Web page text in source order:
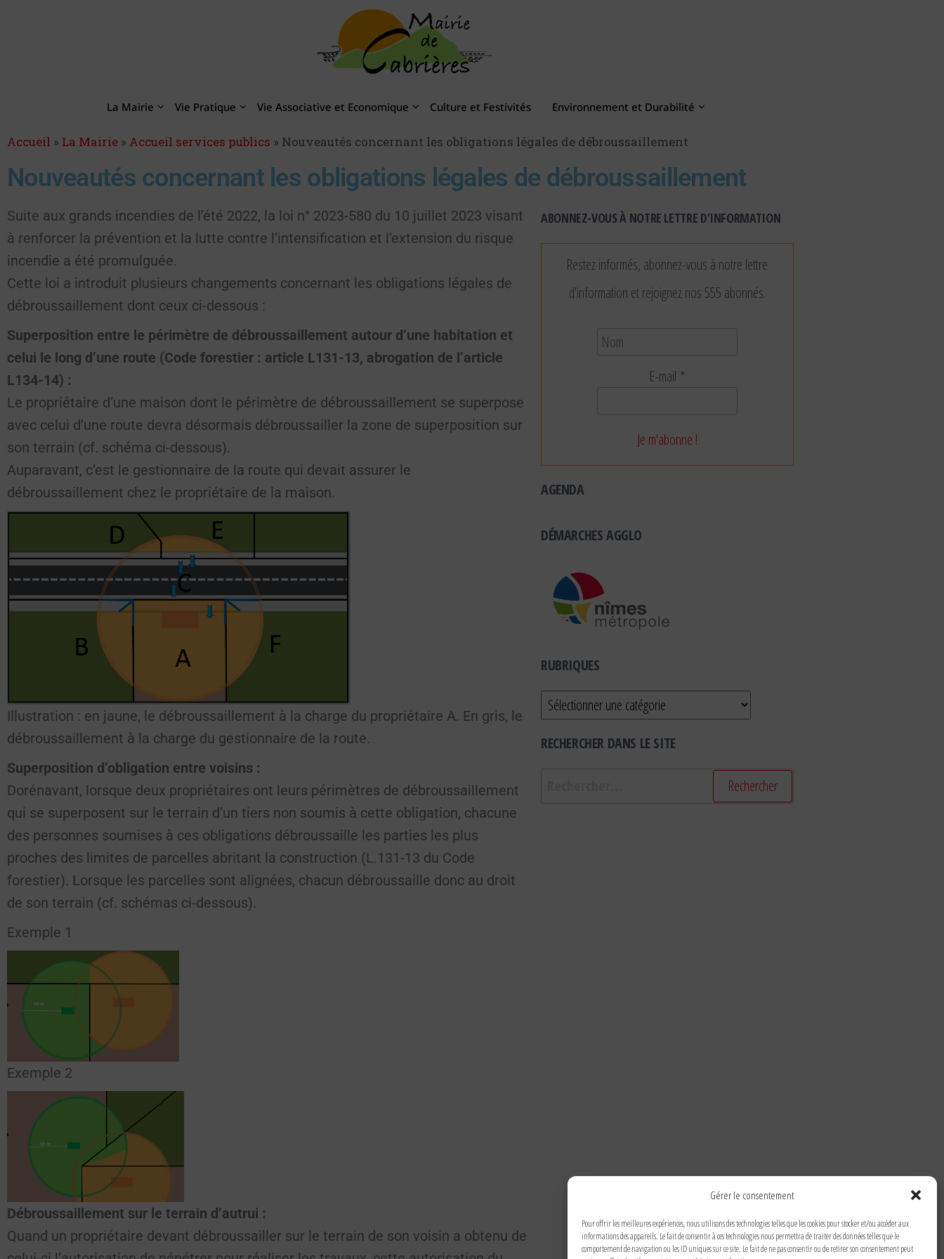
Gérer le consentement
Pour offrir les meilleures expériences, nous utilisons des technologies telles que les cookies pour stocker et/ou accéder aux
informations des appareils. Le fait de consentir à ces technologies nous permettra de traiter des données telles que le
comportement de navigation ou les ID uniques sur ce site. Le fait de ne pas consentir ou de retirer son consentement peut
La Mairie Vie Pratique Vie Associative et Economique Culture et Festivités Environnement et Durabilité
Accueil » La Mairie » Accueil services publics » Nouveautés concernant les obligations légales de débroussaillement
Nouveautés concernant les obligations légales de débroussaillement
Suite aux grands incendies de l’été 2022, la loi n° 2023-580 du 10 juillet 2023 visant
à renforcer la prévention et la lutte contre l’intensification et l’extension du risque
incendie a été promulguée.
Cette loi a introduit plusieurs changements concernant les obligations légales de
débroussaillement dont ceux ci-dessous :
Superposition entre le périmètre de débroussaillement autour d’une habitation et
celui le long d’une route (Code forestier : article L131-13, abrogation de l’article
L134-14) :
Le propriétaire d’une maison dont le périmètre de débroussaillement se superpose
avec celui d’une route devra désormais débroussailler la zone de superposition sur
son terrain (cf. schéma ci-dessous).
Auparavant, c’est le gestionnaire de la route qui devait assurer le
débroussaillement chez le propriétaire de la maison.
Illustration : en jaune, le débroussaillement à la charge du propriétaire A. En gris, le
débroussaillement à la charge du gestionnaire de la route.
Superposition d’obligation entre voisins :
Dorénavant, lorsque deux propriétaires ont leurs périmètres de débroussaillement
qui se superposent sur le terrain d’un tiers non soumis à cette obligation, chacune
des personnes soumises à ces obligations débroussaille les parties les plus
proches des limites de parcelles abritant la construction (L.131-13 du Code
forestier). Lorsque les parcelles sont alignées, chacun débroussaille donc au droit
de son terrain (cf. schémas ci-dessous).
Exemple 1
Exemple 2
Débroussaillement sur le terrain d’autrui :
Quand un propriétaire devant débroussailler sur le terrain de son voisin a obtenu de
ABONNEZ-VOUS À NOTRE LETTRE D’INFORMATION
Restez informés, abonnez-vous à notre lettre
d'information et rejoignez nos 555 abonnés.
E-mail *
AGENDA
DÉMARCHES AGGLO
RUBRIQUES
RECHERCHER DANS LE SITE